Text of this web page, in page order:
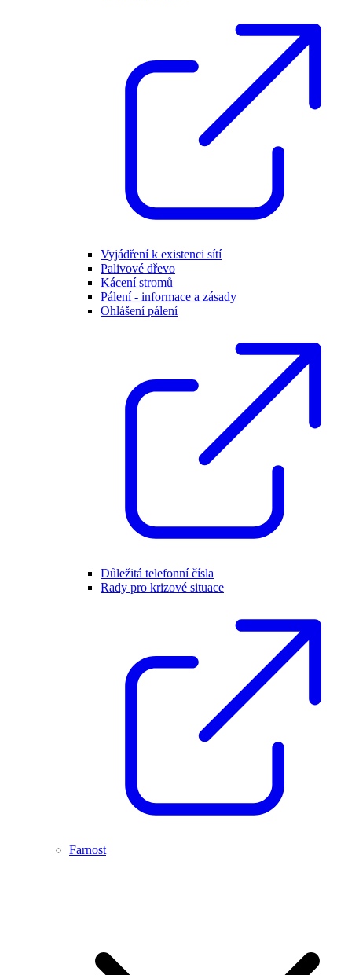
Vyjádření k existenci sítí
Palivové dřevo
Kácení stromů
Pálení - informace a zásady
Ohlášení pálení
Důležitá telefonní čísla
Rady pro krizové situace
Farnost